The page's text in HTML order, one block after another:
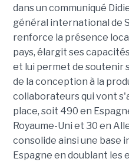
dans un communiqué
général international de
renforce la présence
pays, élargit ses
et lui permet de soutenir
de la conception à la
collaborateurs qui vont
place, soit 490 en
Royaume-Uni et 30 en
consolide ainsi une base
Espagne en doublant